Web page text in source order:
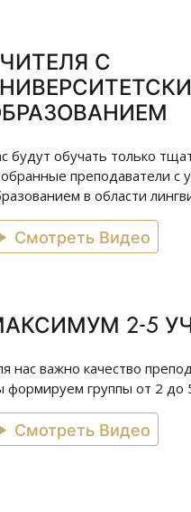
С
будут обучать только
преподаватели с
в области
Смотреть Видео
2-5
нас важно качество
формируем группы от 2 до
Смотреть Видео